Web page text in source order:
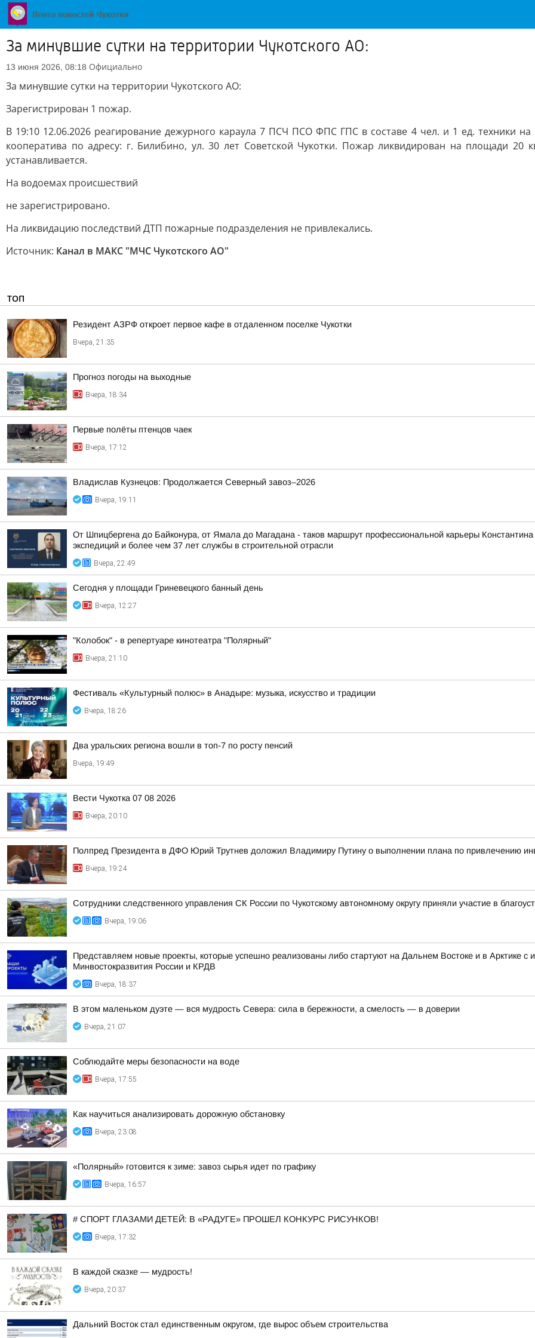
За минувшие сутки на территории Чукотского АО:
13 июня 2026, 08:18 Официально
За минувшие сутки на территории Чукотского АО:
Зарегистрирован 1 пожар.
В 19:10 12.06.2026 реагирование дежурного караула 7 ПСЧ ПСО ФПС ГПС в составе 4 чел. и 1 ед. техники
кооператива по адресу: г. Билибино, ул. 30 лет Советской Чукотки. Пожар ликвидирован на площади
устанавливается.
На водоемах происшествий
не зарегистрировано.
На ликвидацию последствий ДТП пожарные подразделения не привлекались.
Источник: Канал в МАКС "МЧС Чукотского АО"
ТОП
Резидент АЗРФ откроет первое кафе в отдаленном поселке Чукотки
Вчера, 21:35
Прогноз погоды на выходные
Вчера, 18:34
Первые полёты птенцов чаек
Вчера, 17:12
Владислав Кузнецов: Продолжается Северный завоз–2026
Вчера, 19:11
От Шпицбергена до Байконура, от Ямала до Магадана - таков маршрут профессиональной карьеры
экспедиций и более чем 37 лет службы в строительной отрасли
Вчера, 22:49
Сегодня у площади Гриневецкого банный день
Вчера, 12:27
"Колобок" - в репертуаре кинотеатра "Полярный"
Вчера, 21:10
Фестиваль «Культурный полюс» в Анадыре: музыка, искусство и традиции
Вчера, 18:26
Два уральских региона вошли в топ-7 по росту пенсий
Вчера, 19:49
Вести Чукотка 07 08 2026
Вчера, 20:10
Полпред Президента в ДФО Юрий Трутнев доложил Владимиру Путину о выполнении плана по привлечению
Вчера, 19:24
Сотрудники следственного управления СК России по Чукотскому автономному округу приняли участие в
Вчера, 19:06
Представляем новые проекты, которые успешно реализованы либо стартуют на Дальнем Востоке и в Арктике с
Минвостокразвития России и КРДВ
Вчера, 18:37
В этом маленьком дуэте — вся мудрость Севера: сила в бережности, а смелость — в доверии
Вчера, 21:07
Соблюдайте меры безопасности на воде
Вчера, 17:55
Как научиться анализировать дорожную обстановку
Вчера, 23:08
«Полярный» готовится к зиме: завоз сырья идет по графику
Вчера, 16:57
# СПОРТ ГЛАЗАМИ ДЕТЕЙ: В «РАДУГЕ» ПРОШЕЛ КОНКУРС РИСУНКОВ!
Вчера, 17:32
В каждой сказке — мудрость!
Вчера, 20:37
Дальний Восток стал единственным округом, где вырос объем строительства